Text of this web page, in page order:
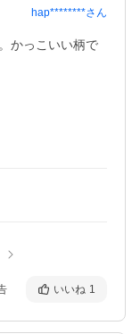
hap********さん
かっこいい柄で
いいね 1